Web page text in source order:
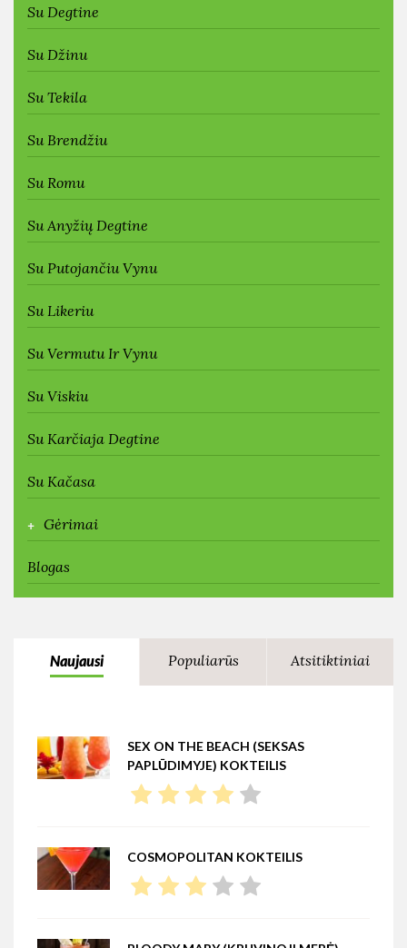
Su Degtine
Su Džinu
Su Tekila
Su Brendžiu
Su Romu
Su Anyžių Degtine
Su Putojančiu Vynu
Su Likeriu
Su Vermutu Ir Vynu
Su Viskiu
Su Karčiaja Degtine
Su Kačasa
+ Gėrimai
Blogas
Naujausi Populiarūs Atsitiktiniai
SEX ON THE BEACH (SEKSAS
PAPLŪDIMYJE) KOKTEILIS
COSMOPOLITAN KOKTEILIS